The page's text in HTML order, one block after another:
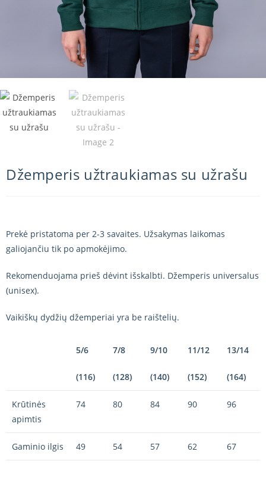
Džemperis užtraukiamas su užrašu
Prekė pristatoma per 2-3 savaites. Užsakymas laikomas
galiojančiu tik po apmokėjimo.
Rekomenduojama prieš dėvint išskalbti. Džemperis universalus
(unisex).
Vaikiškų dydžių džemperiai yra be raištelių.
5/6
(116)
7/8
(128)
9/10
(140)
11/12
(152)
13/14
(164)
Krūtinės
apimtis
74 80 84 90 96
Gaminio ilgis 49 54 57 62 67